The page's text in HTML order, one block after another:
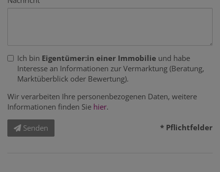
Ich bin Eigentümer:in einer Immobilie und habe
Interesse an Informationen zur Vermarktung (Beratung,
Marktüberblick oder Bewertung).
Wir verarbeiten Ihre personenbezogenen Daten, weitere
Informationen finden Sie hier.
Senden * Pflichtfelder